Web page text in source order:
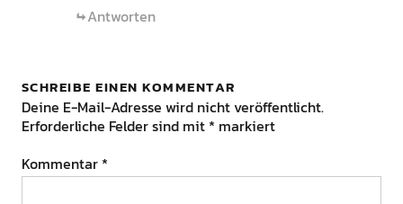
Antworten
SCHREIBE EINEN KOMMENTAR
Deine E-Mail-Adresse wird nicht veröffentlicht.
Erforderliche Felder sind mit * markiert
Kommentar *